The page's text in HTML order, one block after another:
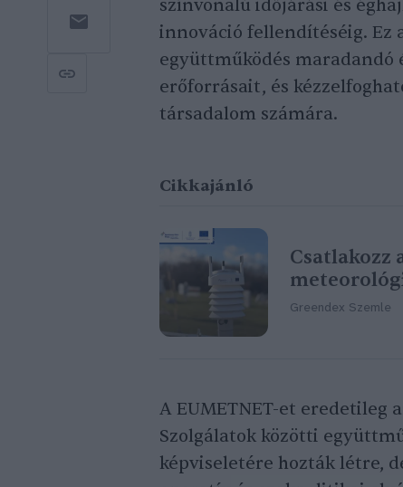
színvonalú időjárási és
innováció fellendítéséig. Ez
együttműködés
erőforrásait, és
társadalom számára.
Cikkajánló
Csatlakozz
Greendex Szemle
A EUMETNET-et eredetileg
Szolgálatok közötti
képviseletére hozták létre,